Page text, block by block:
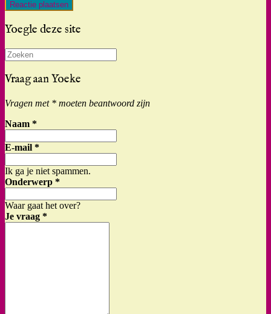
Yoegle deze site
Zoeken
naar:
Vraag aan Yoeke
Vragen met * moeten beantwoord zijn
Naam *
E-mail *
Ik ga je niet spammen.
Onderwerp *
Waar gaat het over?
Je vraag *